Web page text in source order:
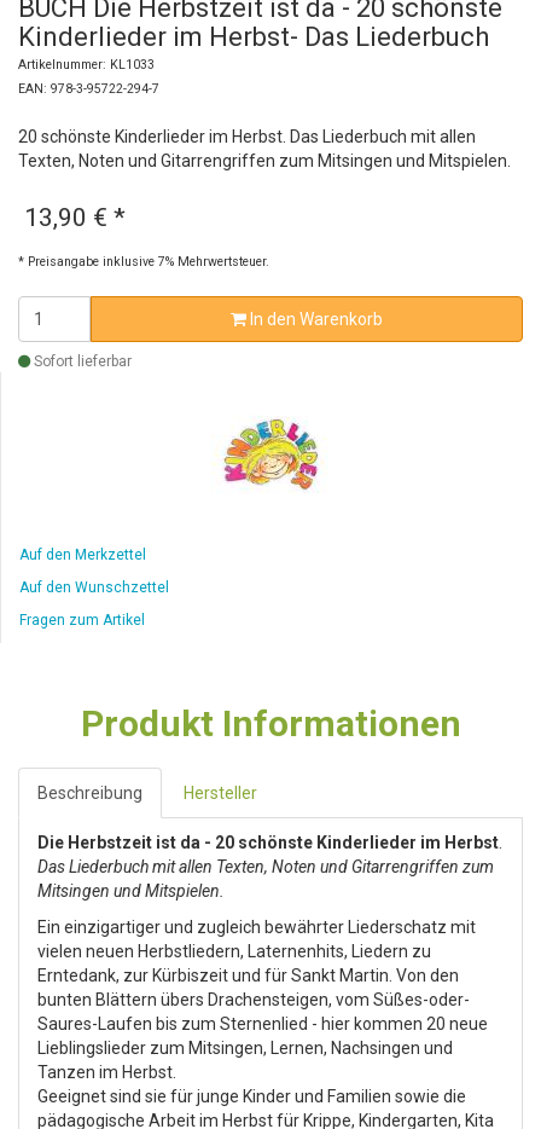
BUCH Die Herbstzeit ist da - 20 schönste
Kinderlieder im Herbst- Das Liederbuch
Artikelnummer: KL1033
EAN: 978-3-95722-294-7
20 schönste Kinderlieder im Herbst. Das Liederbuch mit allen
Texten, Noten und Gitarrengriffen zum Mitsingen und Mitspielen.
13,90 € *
* Preisangabe inklusive 7% Mehrwertsteuer.
In den Warenkorb
Sofort lieferbar
Auf den Merkzettel
Auf den Wunschzettel
Fragen zum Artikel
Produkt Informationen
Beschreibung Hersteller
Die Herbstzeit ist da - 20 schönste Kinderlieder im Herbst
Das Liederbuch mit allen Texten, Noten und Gitarrengriffen zum
Mitsingen und Mitspielen.
Ein einzigartiger und zugleich bewährter Liederschatz mit
vielen neuen Herbstliedern, Laternenhits, Liedern zu
Erntedank, zur Kürbiszeit und für Sankt Martin. Von den
bunten Blättern übers Drachensteigen, vom Süßes-oder-
Saures-Laufen bis zum Sternenlied - hier kommen 20 neue
Lieblingslieder zum Mitsingen, Lernen, Nachsingen und
Tanzen im Herbst.
Geeignet sind sie für junge Kinder und Familien sowie die
pädagogische Arbeit im Herbst für Krippe, Kindergarten, Kita